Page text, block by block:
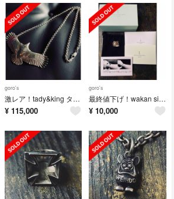
goro's
激レア！tady&king タディ&キング 廃盤 全銀大イーグル ネックレス
¥ 115,000
goro's
最終値下げ！wakan silver smith フェザーリング 16号
¥ 10,000